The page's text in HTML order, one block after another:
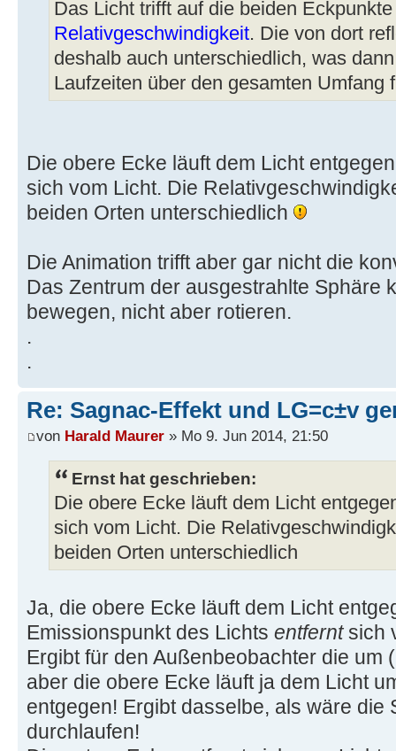
Das Licht trifft auf die beiden
Relativgeschwindigkeit. Die von dort
deshalb auch unterschiedlich, was
Laufzeiten über den gesamten Umfang
Die obere Ecke läuft dem Licht
sich vom Licht. Die
beiden Orten unterschiedlich
Die Animation trifft aber gar nicht die
Das Zentrum der ausgestrahlte Sphäre
bewegen, nicht aber rotieren.
.
.
Re: Sagnac-Effekt und LG=c±v
von Harald Maurer » Mo 9. Jun 2014, 21:50
Ernst hat geschrieben:
Die obere Ecke läuft dem Licht
sich vom Licht. Die
beiden Orten unterschiedlich
Ja, die obere Ecke läuft dem Licht
Emissionspunkt des Lichts entferntsich
Ergibt für den Außenbeobachter die um
aber die obere Ecke läuft ja dem Licht
entgegen! Ergibt dasselbe, als wäre die
durchlaufen!